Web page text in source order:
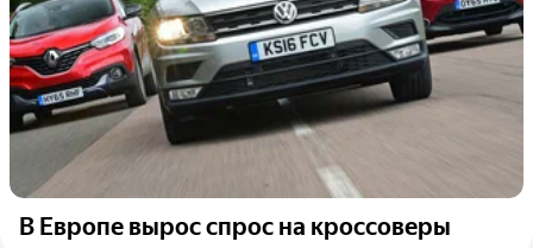
В Европе вырос спрос на кроссоверы